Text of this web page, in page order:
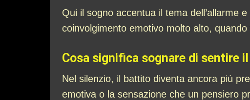
Qui il sogno accentua il tema dell’allarme
coinvolgimento emotivo molto alto,
Cosa significa sognare di sentire
Nel silenzio, il battito diventa ancora più
emotiva o la sensazione che un pensiero